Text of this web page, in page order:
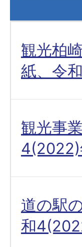
観光柏
紙、令
観光事
4(2022)
道の駅
和